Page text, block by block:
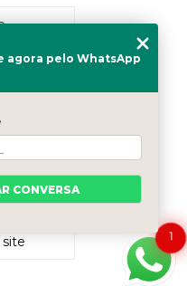
site 1
agora pelo WhatsApp
CONVERSA